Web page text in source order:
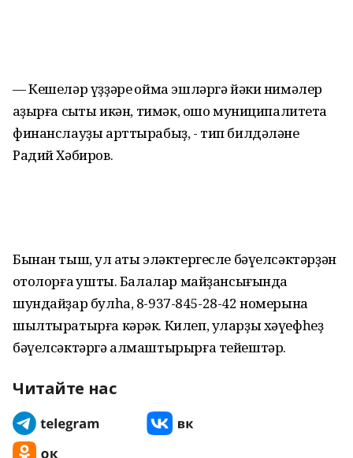
— Кешеләр үҙҙәре ҡойма эшләргә йәки нимәлер
ҡаҙырға сыҡты икән, тимәк, ошо муниципалитетҡа
финанслауҙы арттырабыҙ, - тип билдәләне
Радий Хәбиров.
Бынан тыш, ул ҡаты эләктергесле бәүелсәктәрҙән
ҡотолорға ҡушты. Балалар майҙансығында
шундайҙар булһа, 8-937-845-28-42 номерына
шылтыратырға кәрәк. Килеп, уларҙы хәүефһеҙ
бәүелсәктәргә алмаштырырға тейештәр.
Читайте нас